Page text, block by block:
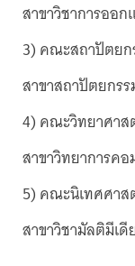
สาขาวิชาการออ
3) คณะสถาปัตย
สาขาสถาปัตยกร
4) คณะวิทยาศาส
สาขาวิทยาการค
5) คณะนิเทศศาส
สาขาวิชามัลติมีเดี